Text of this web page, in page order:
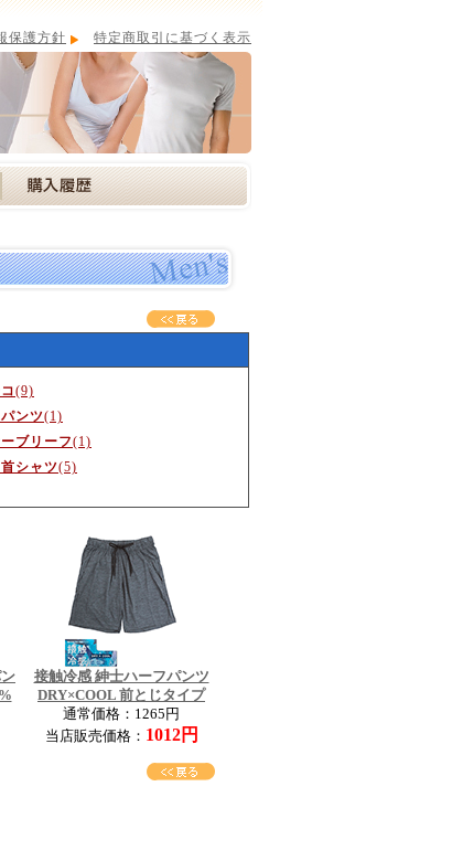
特定商取引に基づく表示
保護方針
(9)
ンツ(1)
ブリーフ(1)
シャツ(5)
接触冷感 紳士ハーフパンツ
DRY×COOL 前とじタイプ
通常価格：1265円
当店販売価格： 1012円